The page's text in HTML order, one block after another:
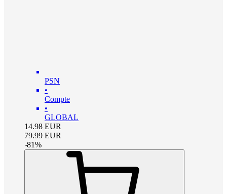
PSN
•
Compte
•
GLOBAL
14.98 EUR
79.99 EUR
-81%